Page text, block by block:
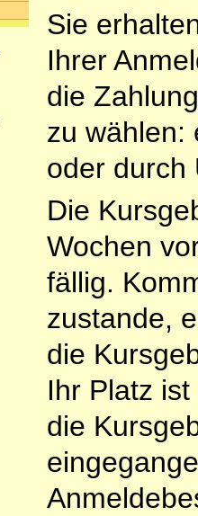
Sie
Ihrer
die
zu wählen:
oder durch
Die
Wochen
fällig.
zustande,
die
Ihr Platz
die